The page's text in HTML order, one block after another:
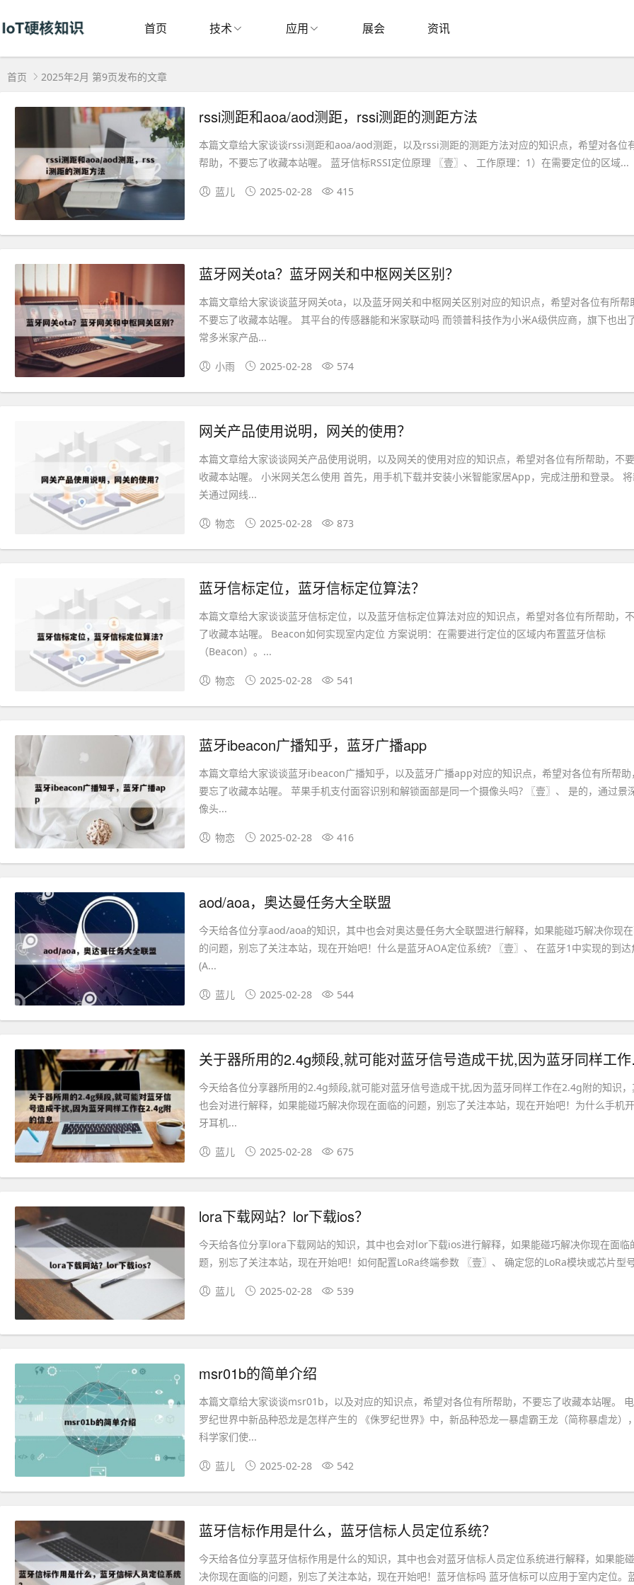
首页 技术 应用 展会 资讯
首页 2025年2月 第9页发布的文章
rssi测距和aoa/aod测距，rssi测距的测距方法
本篇文章给大家谈谈rssi测距和aoa/aod测距，以及rssi测距的测距方法对应的知识点，希望对各位
帮助，不要忘了收藏本站喔。 蓝牙信标RSSI定位原理 〖壹〗、 工作原理：1）在需要定位的区域...
蓝儿 2025-02-28 415
蓝牙网关ota？蓝牙网关和中枢网关区别？
本篇文章给大家谈谈蓝牙网关ota，以及蓝牙网关和中枢网关区别对应的知识点，希望对各位有所帮
不要忘了收藏本站喔。 其平台的传感器能和米家联动吗 而领普科技作为小米A级供应商，旗下也出
常多米家产品...
小雨 2025-02-28 574
网关产品使用说明，网关的使用？
本篇文章给大家谈谈网关产品使用说明，以及网关的使用对应的知识点，希望对各位有所帮助，不
收藏本站喔。 小米网关怎么使用 首先，用手机下载并安装小米智能家居App，完成注册和登录。
关通过网线...
物恋 2025-02-28 873
蓝牙信标定位，蓝牙信标定位算法？
本篇文章给大家谈谈蓝牙信标定位，以及蓝牙信标定位算法对应的知识点，希望对各位有所帮助，
了收藏本站喔。 Beacon如何实现室内定位 方案说明：在需要进行定位的区域内布置蓝牙信标
（Beacon）。...
物恋 2025-02-28 541
蓝牙ibeacon广播知乎，蓝牙广播app
本篇文章给大家谈谈蓝牙ibeacon广播知乎，以及蓝牙广播app对应的知识点，希望对各位有所帮助
要忘了收藏本站喔。 苹果手机支付面容识别和解锁面部是同一个摄像头吗? 〖壹〗、 是的，通过景
像头...
物恋 2025-02-28 416
aod/aoa，奥达曼任务大全联盟
今天给各位分享aod/aoa的知识，其中也会对奥达曼任务大全联盟进行解释，如果能碰巧解决你现
的问题，别忘了关注本站，现在开始吧！什么是蓝牙AOA定位系统? 〖壹〗、 在蓝牙1中实现的到达
(A...
蓝儿 2025-02-28 544
关于器
今天给各位分享器所用的2.4g频段,就可能对蓝牙信号造成干扰,因为蓝牙同样工作在2.4g附的知识，
也会对进行解释，如果能碰巧解决你现在面临的问题，别忘了关注本站，现在开始吧！为什么手机
牙耳机...
蓝儿 2025-02-28 675
lora下载网站？lor下载ios？
今天给各位分享lora下载网站的知识，其中也会对lor下载ios进行解释，如果能碰巧解决你现在面临
题，别忘了关注本站，现在开始吧！如何配置LoRa终端参数 〖壹〗、 确定您的LoRa模块或芯片型
蓝儿 2025-02-28 539
msr01b的简单介绍
本篇文章给大家谈谈msr01b，以及对应的知识点，希望对各位有所帮助，不要忘了收藏本站喔。
罗纪世界中新品种恐龙是怎样产生的 《侏罗纪世界》中，新品种恐龙—暴虐霸王龙（简称暴虐龙）
科学家们使...
蓝儿 2025-02-28 542
蓝牙信标作用是什么，蓝牙信标人员定位系统？
今天给各位分享蓝牙信标作用是什么的知识，其中也会对蓝牙信标人员定位系统进行解释，如果能
决你现在面临的问题，别忘了关注本站，现在开始吧！蓝牙信标吗 蓝牙信标可以应用于室内定位。